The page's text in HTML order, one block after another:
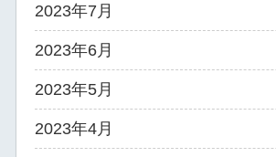
2023年7月
2023年6月
2023年5月
2023年4月